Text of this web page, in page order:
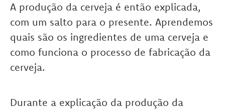
A produção da cerveja é então explicada,
com um salto para o presente. Aprendemos
quais são os ingredientes de uma cerveja e
como funciona o processo de fabricação da
cerveja.
Durante a explicação da produção da